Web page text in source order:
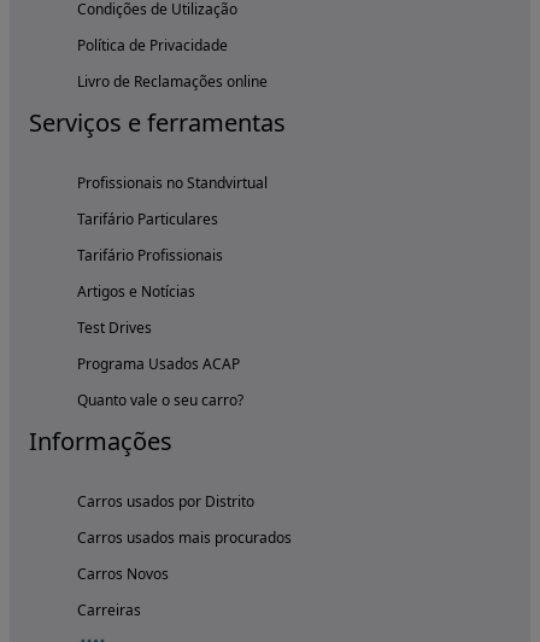
Condições de Utilização
Política de Privacidade
Livro de Reclamações online
Serviços e ferramentas
Profissionais no Standvirtual
Tarifário Particulares
Tarifário Profissionais
Artigos e Notícias
Test Drives
Programa Usados ACAP
Quanto vale o seu carro?
Informações
Carros usados por Distrito
Carros usados mais procurados
Carros Novos
Carreiras